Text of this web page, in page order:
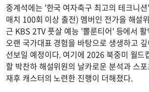
중계석에는 '한국 여자축구 최고의 테크니
매치 100회 이상 출전) 멤버인 전가을 해설
근 KBS 2TV 풋살 예능 '뽈룬티어' 등에서
오랜 국가대표 경험을 바탕으로 생생하고
선보일 예정이다. 여기에 2026 북중미 월드
할 박찬하 해설위원의 날카로운 분석과 스
재후 캐스터의 노련한 진행이 더해졌다.